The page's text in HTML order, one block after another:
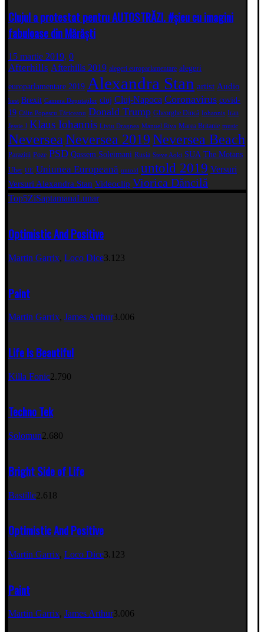
Clujul a protestat pentru AUTOSTRĂZI. #șieu cu imagini
fabuloase din Mărăști
15 martie 2019, 0
Afterhills Afterhills 2019 alegeri europarlamentare alegeri
europarlamentare 2019 Alexandra Stan artist Audio
best Brexit Camera Deputaţilor cluj Cluj-Napoca Coronavirus covid-
19 Călin Popescu Tăriceanu Donald Trump Gheorghe Dincă Iohannis Iran
Jessie J Klaus Iohannis Liviu Dragnea Manuel Riva Marea Britanie music
NeverseaNeversea 2019Neversea Beach
Paraziții Poze PSD Qassem Soleimani Rusia Steve Aoki SUA The Motans
Uber UE Uniunea Europeană untold untold 2019 Versuri
Versuri Alexandra Stan Videoclip Viorica Dăncilă
Top5ZiSaptamanaLunar
Optimistic And Positive
Martin Garrix, Loco Dice3.123
Paint
Martin Garrix, James Arthur3.006
Life Is Beautiful
Killa Fonic2.790
Techno Tek
Solomun2.680
Bright Side of Life
Bastille2.618
Optimistic And Positive
Martin Garrix, Loco Dice3.123
Paint
Martin Garrix, James Arthur3.006